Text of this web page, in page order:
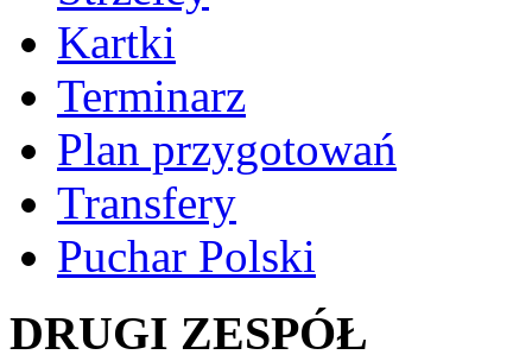
Kartki
Terminarz
Plan przygotowań
Transfery
Puchar Polski
DRUGI ZESPÓŁ